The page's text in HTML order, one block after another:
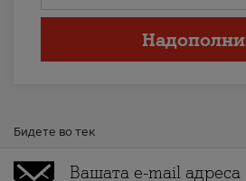
Надополни
Бидете во тек